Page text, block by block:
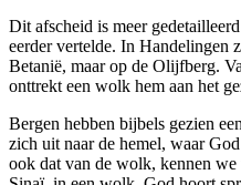
Dit afscheid is meer
eerder vertelde. In Handelingen
Betanië, maar op de Olijfberg.
onttrekt een wolk hem aan het
Bergen hebben bijbels gezien
zich uit naar de hemel, waar
ook dat van de wolk, kennen